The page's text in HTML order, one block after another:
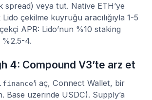
spread) veya tut. Native ETH’ye
çekilme kuyruğu aracılığıyla 1-5
APR: Lido’nun %10 staking
4.
4: Compound V3’te arz et
‘i aç, Connect Wallet, bir
Base üzerinde USDC). Supply’a